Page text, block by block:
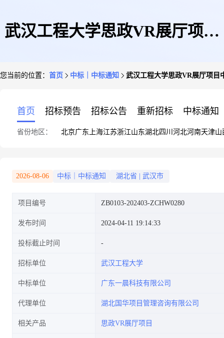
武汉工程大学思政VR展厅项目
您当前的位置： 首页 中标｜中标通知 武汉工程大学思政VR展厅项目
首页 招标预告 招标公告 重新招标 中标通知
省份地区： 北京广东 上海江苏浙江山东湖北四川 河北河南天津山
2026-08-06 中标｜中标通知 湖北省 武汉市
项目编号 ZB0103-202403-ZCHW0280
发布时间 2024-04-11 19:14:33
投标截止时间
招标单位 武汉工程大学
中标单位 广东一晨科技有限公司
代理单位 湖北国华项目管理咨询有限公司
相关产品 思政VR展厅项目